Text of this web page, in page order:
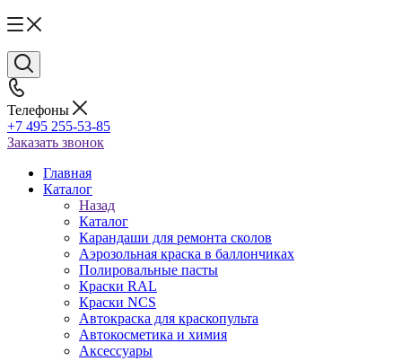
Телефоны
+7 495 255-53-85
Заказать звонок
Главная
Каталог
Назад
Каталог
Карандаши для ремонта сколов
Аэрозольная краска в баллончиках
Полировальные пасты
Краски RAL
Краски NCS
Автокраска для краскопульта
Автокосметика и химия
Аксессуары